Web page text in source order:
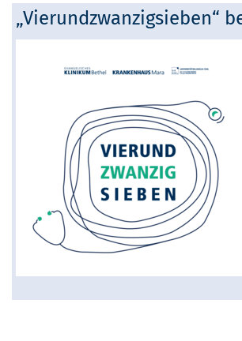
„Vierundzwanzigsieben“